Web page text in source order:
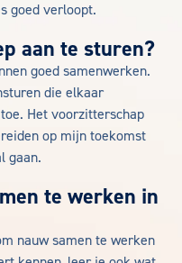
goed verloopt.
aan te sturen?
goed samenwerken.
die elkaar
Het voorzitterschap
op mijn toekomst
gaan.
te werken in
nauw samen te werken